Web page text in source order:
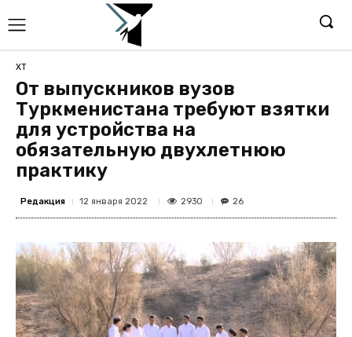
ХТ
От выпускников вузов
Туркменистана требуют взятки
для устройства на
обязательную двухлетнюю
практику
Редакция 12 января 2022 2930 26